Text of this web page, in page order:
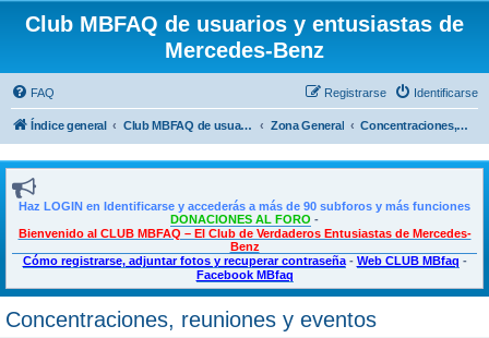
Club MBFAQ de usuarios y entusiastas de
Mercedes-Benz
FAQ Identificarse
Registrarse
Índice general Club MBFAQ de usuarios y entusiastas de Mercedes Benz Zona General Concentraciones, reuniones y eventos
Haz LOGIN en Identificarse y accederás a más de 90 subforos y más funciones
DONACIONES AL FORO -
Bienvenido al CLUB MBFAQ – El Club de Verdaderos Entusiastas de Mercedes-
Benz
Cómo registrarse, adjuntar fotos y recuperar contraseña- Web CLUB MBfaq -
Facebook MBfaq
Concentraciones, reuniones y eventos